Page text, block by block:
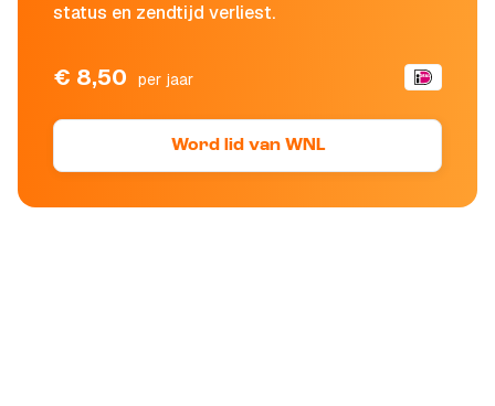
status en zendtijd verliest.
€ 8,50 per jaar
Word lid van WNL